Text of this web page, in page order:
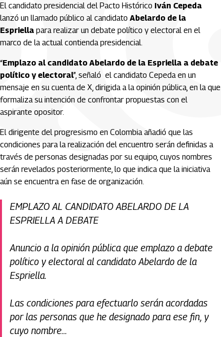
El candidato presidencial del Pacto Histórico Iván Cepeda
lanzó un llamado público al candidato Abelardo de la
Espriella para realizar un debate político y electoral en el
marco de la actual contienda presidencial.
“Emplazo al candidato Abelardo de la Espriella a debate
político y electoral”, señaló el candidato Cepeda en un
mensaje en su cuenta de X, dirigida a la opinión pública, en la que
formaliza su intención de confrontar propuestas con el
aspirante opositor.
El dirigente del progresismo en Colombia añadió que las
condiciones para la realización del encuentro serán definidas a
través de personas designadas por su equipo, cuyos nombres
serán revelados posteriormente, lo que indica que la iniciativa
aún se encuentra en fase de organización.
EMPLAZO AL CANDIDATO ABELARDO DE LA
ESPRIELLA A DEBATE
Anuncio a la opinión pública que emplazo a debate
político y electoral al candidato Abelardo de la
Espriella.
Las condiciones para efectuarlo serán acordadas
por las personas que he designado para ese fin, y
cuyo nombre…